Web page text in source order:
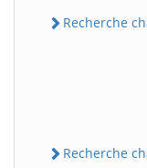
Recherche
Recherche